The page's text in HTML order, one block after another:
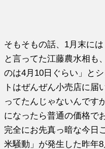
そもそもの話、1月末に
と言ってた江藤農水相も
のは4月10日ぐらい」と
トはぜんぜん小売店に届
ってたんじゃないんです
になったら普通の価格で
完全にお先真っ暗な今日
米騒動」が発生した昨年